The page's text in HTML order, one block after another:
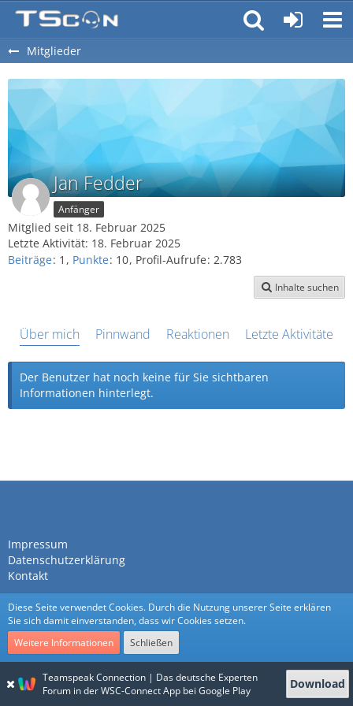
Mitglieder
Jan Fedder
Anfänger
Mitglied seit 18. Februar 2025
Letzte Aktivität: 18. Februar 2025
Beiträge 1 Punkte 10 Profil-Aufrufe 2.783
Inhalte suchen
Über mich Pinnwand Reaktionen Letzte Aktivitäten
Der Benutzer hat noch keine für Sie sichtbaren
Informationen hinterlegt.
Impressum
Datenschutzerklärung
Kontakt
Community-Software:WoltLab Suite™
Stil:Nexusvoncls-design
Teamspeak Connection | Das deutsche Experten
Forum in der WSC-Connect App bei Google Play
Download
Diese Seite verwendet Cookies. Durch die Nutzung unserer Seite erklären
Sie sich damit einverstanden, dass wir Cookies setzen.
Weitere Informationen
Schließen